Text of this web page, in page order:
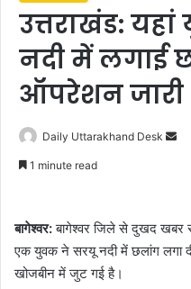
उत्तराखंड:
नदी में लगाई
ऑपरेशन जारी
Daily Uttarakhand Desk
1 minute read
बागेश्वर:बागेश्वर जिले से दुखद खबर
एक युवक ने सरयू नदी में छलांग लगा
खोजबीन में जुट गई है।